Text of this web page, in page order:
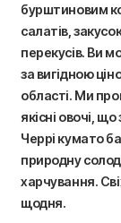
бурштиновим
салатів,
перекусів. Ви
за вигідною
області. Ми
якісні овочі,
Черрі кумато
природну
харчування.
щодня.